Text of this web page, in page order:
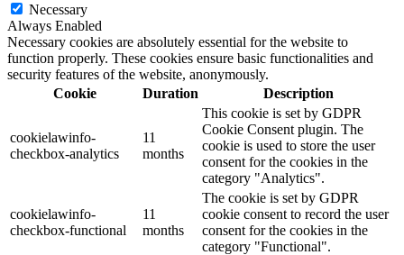
Necessary
Always Enabled
Necessary cookies are absolutely essential for the website to
function properly. These cookies ensure basic functionalities and
security features of the website, anonymously.
Cookie
Duration Description
cookielawinfo-
checkbox-analytics
11
months
This cookie is set by GDPR
Cookie Consent plugin. The
cookie is used to store the user
consent for the cookies in the
category "Analytics".
cookielawinfo-
checkbox-functional
11
months
The cookie is set by GDPR
cookie consent to record the user
consent for the cookies in the
category "Functional".